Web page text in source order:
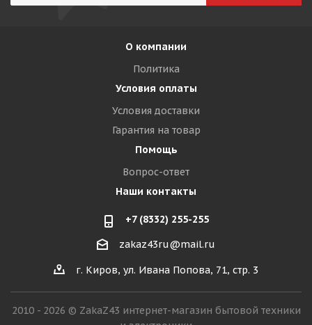
О компании
Политика
Условия оплаты
Условия доставки
Гарантия на товар
Помощь
Вопрос-ответ
Наши контакты
+7 (8332) 255-255
zakaz43ru@mail.ru
г. Киров, ул. Ивана Попова, 71, стр. 3
2010 - 2026 © ZakaZ43 интернет-магазин бытовой техники